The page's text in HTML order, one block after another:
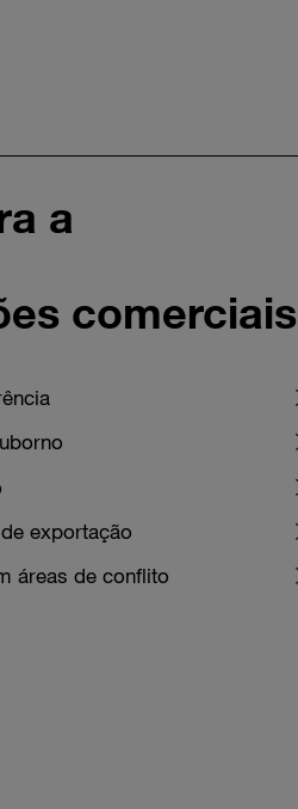
a
comerciais
exportação
áreas de conflito